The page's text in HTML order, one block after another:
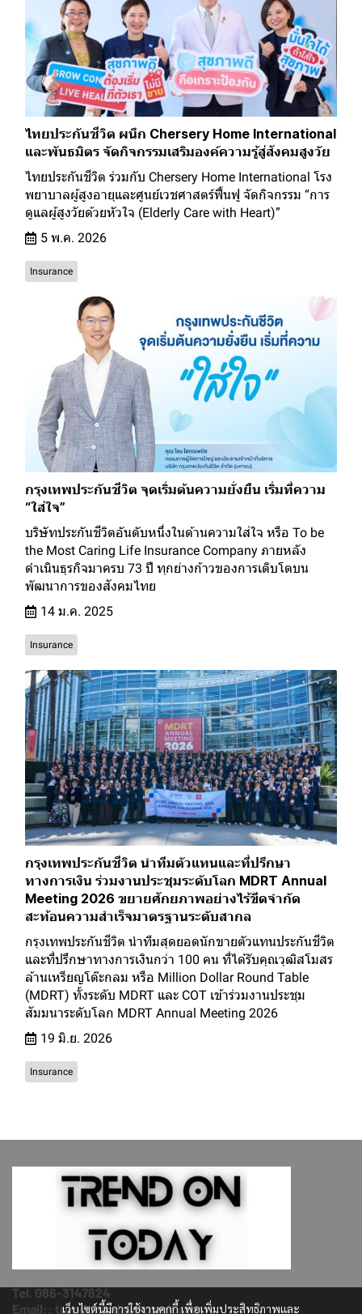
ไทยประกันชีวิต ผนึก Chersery Home International
และพันธมิตร จัดกิจกรรมเสริมองค์ความรู้สู่สังคมสูงวัย
ไทยประกันชีวิต ร่วมกับ Chersery Home International โรง
พยาบาลผู้สูงอายุและศูนย์เวชศาสตร์ฟื้นฟู จัดกิจกรรม “การ
ดูแลผู้สูงวัยด้วยหัวใจ (Elderly Care with Heart)”
5 พ.ค. 2026
Insurance
กรุงเทพประกันชีวิต จุดเริ่มต้นความยั่งยืน เริ่มที่ความ
“ใส่ใจ”
บริษัทประกันชีวิตอันดับหนึ่งในด้านความใส่ใจ หรือ To be
the Most Caring Life Insurance Company ภายหลัง
ดำเนินธุรกิจมาครบ 73 ปี ทุกย่างก้าวของการเติบโตบน
พัฒนาการของสังคมไทย
14 ม.ค. 2025
Insurance
กรุงเทพประกันชีวิต นำทีมตัวแทนและที่ปรึกษา
ทางการเงิน ร่วมงานประชุมระดับโลก MDRT Annual
Meeting 2026 ขยายศักยภาพอย่างไร้ขีดจำกัด
สะท้อนความสำเร็จมาตรฐานระดับสากล
กรุงเทพประกันชีวิต นำทีมสุดยอดนักขายตัวแทนประกันชีวิต
และที่ปรึกษาทางการเงินกว่า 100 คน ที่ได้รับคุณวุฒิสโมสร
ล้านเหรียญโต๊ะกลม หรือ Million Dollar Round Table
(MDRT) ทั้งระดับ MDRT และ COT เข้าร่วมงานประชุม
สัมมนาระดับโลก MDRT Annual Meeting 2026
19 มิ.ย. 2026
Insurance
เว็บไซต์นี้มีการใช้งานคุกกี้ เพื่อเพิ่มประสิทธิภาพและ
Tel. 086-3147824
Email:: trendontoday@gmail.com